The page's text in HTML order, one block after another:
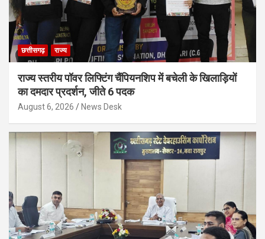
छत्तीसगढ़ राज्य
राज्य स्तरीय पॉवर लिफ्टिंग चैंपियनशिप में बचेली के खिलाड़ियों
का दमदार प्रदर्शन, जीते 6 पदक
August 6, 2026 News Desk